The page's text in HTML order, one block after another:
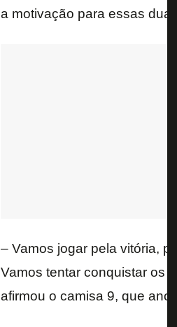
a motivação para essas duas
– Vamos jogar pela vitória,
Vamos tentar conquistar os
afirmou o camisa 9, que